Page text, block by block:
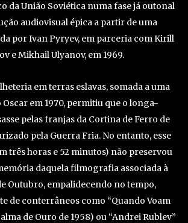
da União Soviética numa fase já outonal
audiovisual épica a partir de uma
por Ivan Pyryev, em parceria com Kirill
e Mikhail Ulyanov, em 1969.
em terras eslavas, somada a uma
em 1970, permitiu que o longa-
pelas franjas da Cortina de Ferro de
pela Guerra Fria. No entanto, esse
três horas e 52 minutos) não preservou
daquela filmografia associada à
Outubro, empalidecendo no tempo,
de conterrâneos como “Quando Voam
de Ouro de 1958) ou “Andrei Rublev”